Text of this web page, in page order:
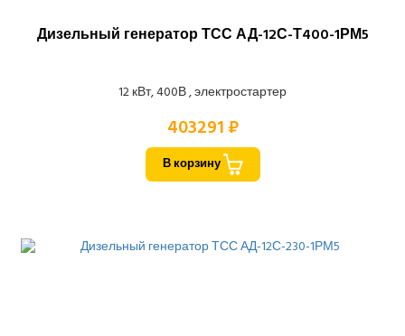
Дизельный генератор ТСС АД-12С-Т400-1РМ5
12 кВт, 400В , электростартер
403291 ₽
В корзину